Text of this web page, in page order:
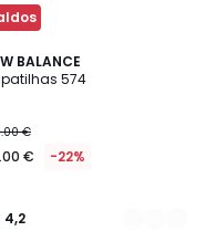
BALANCE
574
€
€ -22%
4,2